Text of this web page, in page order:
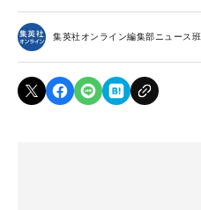
集英社オンライン編集部ニュース班